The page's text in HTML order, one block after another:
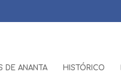
DE ANANTA HISTÓRICO